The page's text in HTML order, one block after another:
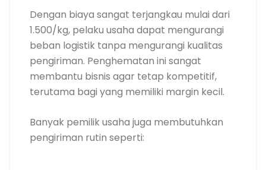
Dengan biaya sangat terjangkau mulai dari
1.500/kg, pelaku usaha dapat mengurangi
beban logistik tanpa mengurangi kualitas
pengiriman. Penghematan ini sangat
membantu bisnis agar tetap kompetitif,
terutama bagi yang memiliki margin kecil.
Banyak pemilik usaha juga membutuhkan
pengiriman rutin seperti: